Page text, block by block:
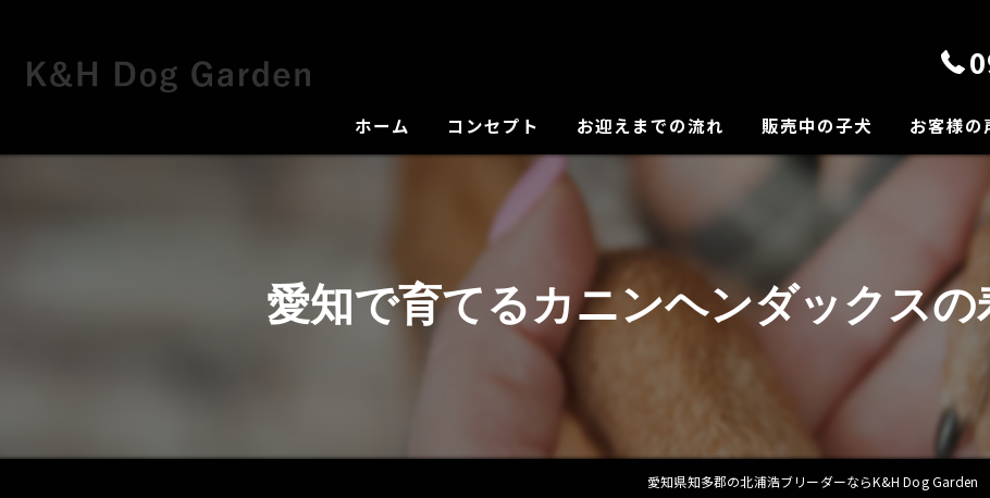
ホーム コンセプト
犬舎の紹介
お迎えまでの流れ 販売中の子犬 お客様の
愛知で育てるカニンヘンダックス
愛知県知多郡の北浦浩ブリーダーならK&H Dog Garden